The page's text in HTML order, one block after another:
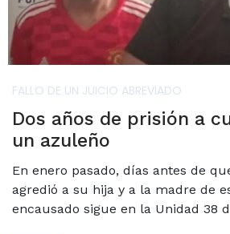
FALLO DE UN JUICIO ABREVIADO
Dos años de prisión a
un azuleño
En enero pasado, días antes de
agredió a su hija y a la madre de
encausado sigue en la Unidad 38